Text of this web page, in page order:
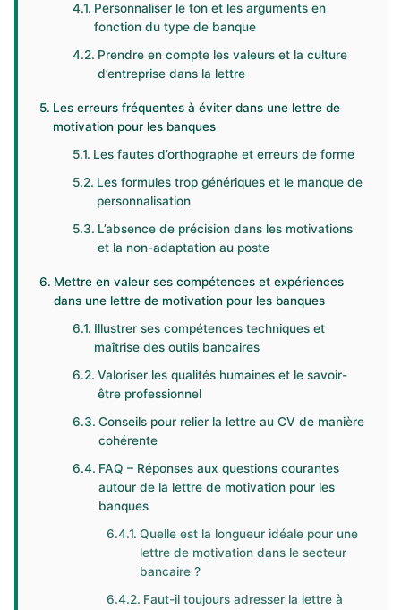
Personnaliser le ton et les arguments en
fonction du type de banque
Prendre en compte les valeurs et la culture
d’entreprise dans la lettre
Les erreurs fréquentes à éviter dans une lettre de
motivation pour les banques
Les fautes d’orthographe et erreurs de forme
Les formules trop génériques et le manque de
personnalisation
L’absence de précision dans les motivations
et la non-adaptation au poste
Mettre en valeur ses compétences et expériences
dans une lettre de motivation pour les banques
Illustrer ses compétences techniques et
maîtrise des outils bancaires
Valoriser les qualités humaines et le savoir-
être professionnel
Conseils pour relier la lettre au CV de manière
cohérente
FAQ – Réponses aux questions courantes
autour de la lettre de motivation pour les
banques
Quelle est la longueur idéale pour une
lettre de motivation dans le secteur
bancaire ?
Faut-il toujours adresser la lettre à